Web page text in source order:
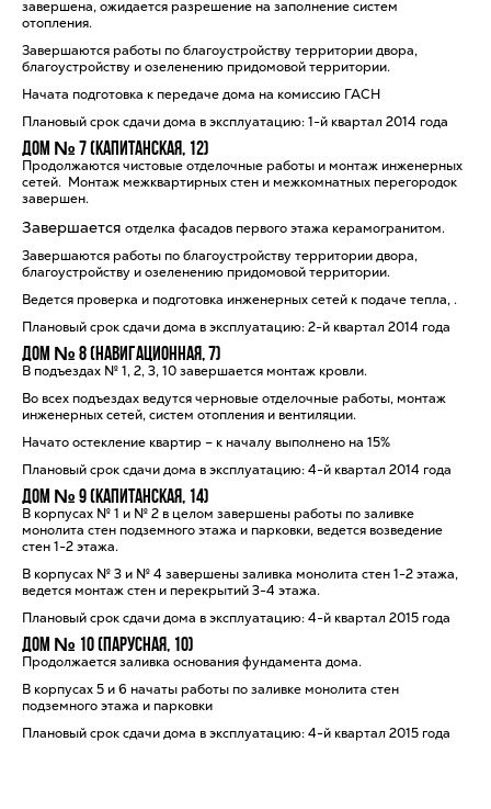
завершена, ожидается разрешение на заполнение систем
отопления.
Завершаются работы по благоустройству территории двора,
благоустройству и озеленению придомовой территории.
Начата подготовка к передаче дома на комиссию ГАСН
Плановый срок сдачи дома в эксплуатацию: 1-й квартал 2014 года
Дом № 7 (Капитанская, 12)
Продолжаются чистовые отделочные работы и монтаж инженерных
сетей. Монтаж межквартирных стен и межкомнатных перегородок
завершен.
Завершается отделка фасадов первого этажа керамогранитом.
Завершаются работы по благоустройству территории двора,
благоустройству и озеленению придомовой территории.
Ведется проверка и подготовка инженерных сетей к подаче тепла, .
Плановый срок сдачи дома в эксплуатацию: 2-й квартал 2014 года
Дом № 8 (Навигационная, 7)
В подъездах № 1, 2, 3, 10 завершается монтаж кровли.
Во всех подъездах ведутся черновые отделочные работы, монтаж
инженерных сетей, систем отопления и вентиляции.
Начато остекление квартир – к началу выполнено на 15%
Плановый срок сдачи дома в эксплуатацию: 4-й квартал 2014 года
Дом № 9 (Капитанская, 14)
В корпусах № 1 и № 2 в целом завершены работы по заливке
монолита стен подземного этажа и парковки, ведется возведение
стен 1-2 этажа.
В корпусах № 3 и № 4 завершены заливка монолита стен 1-2 этажа,
ведется монтаж стен и перекрытий 3-4 этажа.
Плановый срок сдачи дома в эксплуатацию: 4-й квартал 2015 года
Дом № 10 (Парусная, 10)
Продолжается заливка основания фундамента дома.
В корпусах 5 и 6 начаты работы по заливке монолита стен
подземного этажа и парковки
Плановый срок сдачи дома в эксплуатацию: 4-й квартал 2015 года